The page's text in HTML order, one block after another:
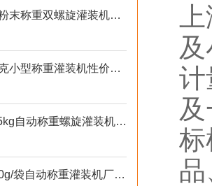
5-10斤腻子粉粉末称重双螺旋灌装机厂家生产
花粉粉末1-50克小型称重灌装机性价比高
健身粉粉末1-5kg自动称重螺旋灌装机操作安全
生粉粉末1-200g/袋自动称重灌装机厂家推荐
计
标